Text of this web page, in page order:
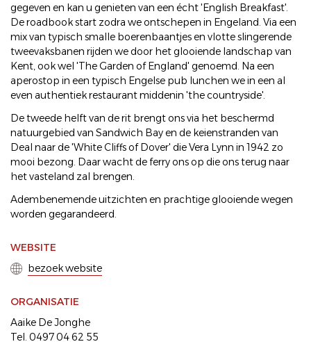
gegeven en kan u genieten van een écht 'English Breakfast'.
De roadbook start zodra we ontschepen in Engeland. Via een
mix van typisch smalle boerenbaantjes en vlotte slingerende
tweevaksbanen rijden we door het glooiende landschap van
Kent, ook wel 'The Garden of England' genoemd. Na een
aperostop in een typisch Engelse pub lunchen we in een al
even authentiek restaurant middenin 'the countryside'.
De tweede helft van de rit brengt ons via het beschermd
natuurgebied van Sandwich Bay en de keienstranden van
Deal naar de 'White Cliffs of Dover' die Vera Lynn in 1942 zo
mooi bezong. Daar wacht de ferry ons op die ons terug naar
het vasteland zal brengen.
Adembenemende uitzichten en prachtige glooiende wegen
worden gegarandeerd.
WEBSITE
bezoek website
ORGANISATIE
Aaike De Jonghe
Tel. 0497 04 62 55